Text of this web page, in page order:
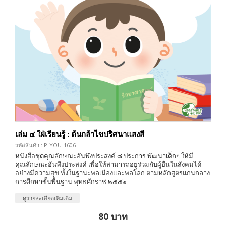
เล่ม ๔ ใฝ่เรียนรู้ : ต้นกล้าไขปริศนาแสงสี
รหัสสินค้า : P-YOU-1606
หนังสือชุดคุณลักษณะอันพึงประสงค์ ๘ ประการ พัฒนาเด็กๆ ให้มี
คุณลักษณะอันพึงประสงค์ เพื่อให้สามารถอยู่ร่วมกับผู้อื่นในสังคมได้
อย่างมีความสุข ทั้งในฐานะพลเมืองและพลโลก ตามหลักสูตรแกนกลาง
การศึกษาขั้นพื้นฐาน พุทธศักราช ๒๕๕๑
ดูรายละเอียดเพิ่มเติม
80 บาท